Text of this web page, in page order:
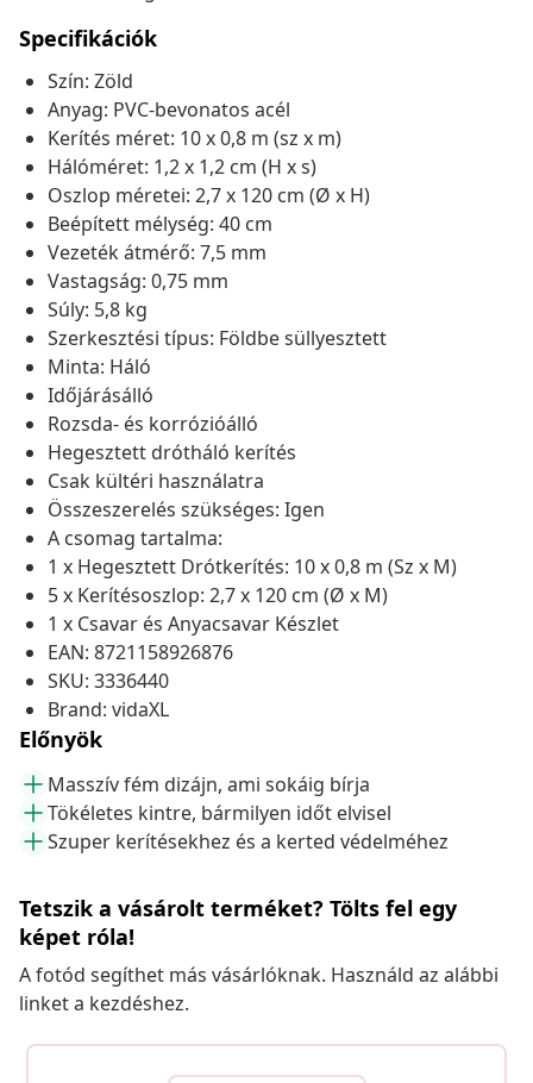
Specifikációk
Szín: Zöld
Anyag: PVC-bevonatos acél
Kerítés méret: 10 x 0,8 m (sz x m)
Hálóméret: 1,2 x 1,2 cm (H x s)
Oszlop méretei: 2,7 x 120 cm (Ø x H)
Beépített mélység: 40 cm
Vezeték átmérő: 7,5 mm
Vastagság: 0,75 mm
Súly: 5,8 kg
Szerkesztési típus: Földbe süllyesztett
Minta: Háló
Időjárásálló
Rozsda- és korrózióálló
Hegesztett drótháló kerítés
Csak kültéri használatra
Összeszerelés szükséges: Igen
A csomag tartalma:
1 x Hegesztett Drótkerítés: 10 x 0,8 m (Sz x M)
5 x Kerítésoszlop: 2,7 x 120 cm (Ø x M)
1 x Csavar és Anyacsavar Készlet
EAN: 8721158926876
SKU: 3336440
Brand: vidaXL
Előnyök
Masszív fém dizájn, ami sokáig bírja
Tökéletes kintre, bármilyen időt elvisel
Szuper kerítésekhez és a kerted védelméhez
Tetszik a vásárolt terméket? Tölts fel egy
képet róla!
A fotód segíthet más vásárlóknak. Használd az alábbi
linket a kezdéshez.